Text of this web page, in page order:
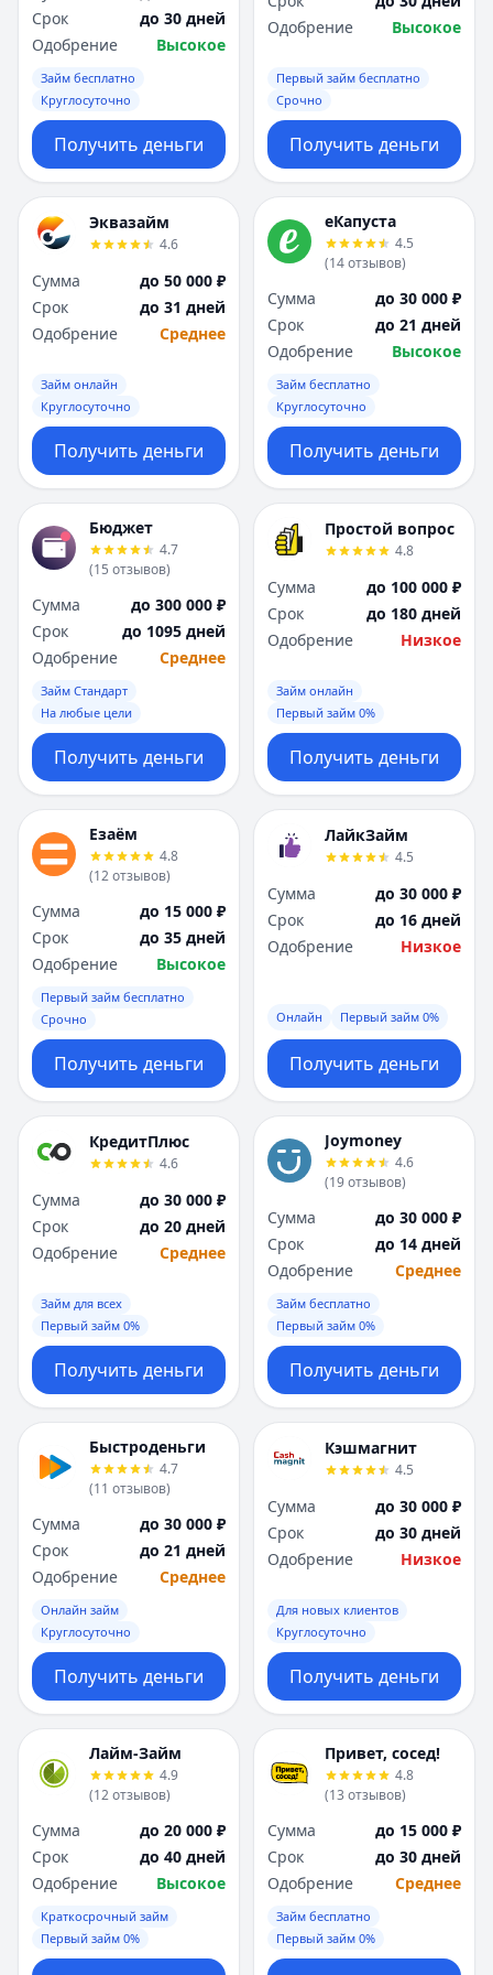
Срок
до 30 дней
Одобрение
Высокое
Займ бесплатно
Круглосуточно
Получить деньги
Одобрение
Высокое
Первый займ бесплатно
Срочно
Получить деньги
Эквазайм
4.6
Сумма
до 50 000 ₽
Срок
до 31 дней
Одобрение
Среднее
Займ онлайн
Круглосуточно
Получить деньги
еКапуста
4.5
(14отзывов)
Сумма
до 30 000 ₽
Срок
до 21 дней
Одобрение
Высокое
Займ бесплатно
Круглосуточно
Получить деньги
Бюджет
4.7
(15 отзывов)
Сумма
до 300 000 ₽
Срок
до 1095 дней
Одобрение
Среднее
Займ Стандарт
На любые цели
Получить деньги
Простой вопрос
4.8
Сумма
до 100 000 ₽
Срок
до 180 дней
Одобрение
Низкое
Займ онлайн
Первый займ 0%
Получить деньги
Езаём
4.8
(12отзывов)
Сумма
до 15 000 ₽
Срок
до 35 дней
Одобрение
Высокое
Первый займ бесплатно
Срочно
Получить деньги
ЛайкЗайм
4.5
Сумма
до 30 000 ₽
Срок
до 16 дней
Одобрение
Низкое
Онлайн Первый займ 0%
Получить деньги
КредитПлюс
4.6
Сумма
до 30 000 ₽
Срок
до 20 дней
Одобрение
Среднее
Займ для всех
Первый займ 0%
Получить деньги
Joymoney
4.6
(19отзывов)
Сумма
до 30 000 ₽
Срок
до 14 дней
Одобрение
Среднее
Займ бесплатно
Первый займ 0%
Получить деньги
Быстроденьги
4.7
(11 отзывов)
Сумма
до 30 000 ₽
Срок
до 21 дней
Одобрение
Среднее
Онлайн займ
Круглосуточно
Получить деньги
Кэшмагнит
4.5
Сумма
до 30 000 ₽
Срок
до 30 дней
Одобрение
Низкое
Для новых клиентов
Круглосуточно
Получить деньги
Лайм-Займ
4.9
(12отзывов)
Сумма
до 20 000 ₽
Срок
до 40 дней
Одобрение
Высокое
Краткосрочный займ
Первый займ 0%
Привет, сосед!
4.8
(13 отзывов)
Сумма
до 15 000 ₽
Срок
до 30 дней
Одобрение
Среднее
Займ бесплатно
Первый займ 0%